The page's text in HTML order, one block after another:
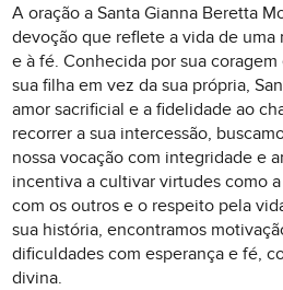
A oração a Santa Gianna Beretta
devoção que reflete a vida de
e à fé. Conhecida por sua
sua filha em vez da sua própria,
amor sacrificial e a fidelidade ao
recorrer a sua intercessão,
nossa vocação com integridade e
incentiva a cultivar virtudes como
com os outros e o respeito pela
sua história, encontramos
dificuldades com esperança e fé,
divina.